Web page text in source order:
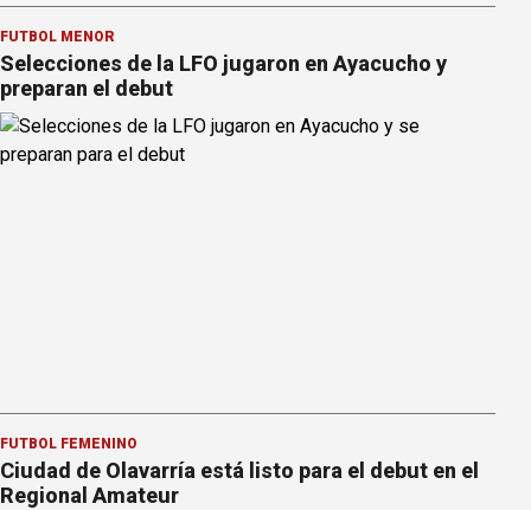
FÚTBOL MENOR
Selecciones de la LFO jugaron en Ayacucho y
preparan el debut
FÚTBOL FEMENINO
Ciudad de Olavarría está listo para el debut en el
Regional Amateur